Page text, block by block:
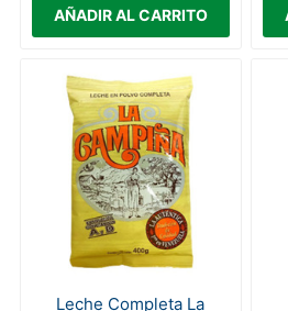
Leche Completa La